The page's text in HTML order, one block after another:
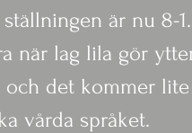
är nu 8-1.
när lag lila gör
och det kommer
vårda språket.